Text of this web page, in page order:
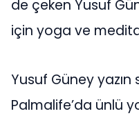
de çeken Yusuf
için yoga ve
Yusuf Güney
Palmalife’da ünlü